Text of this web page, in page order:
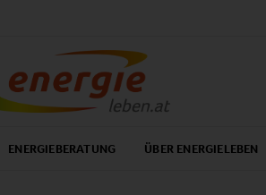
ENERGIEBERATUNG ÜBER ENERGIELEBEN